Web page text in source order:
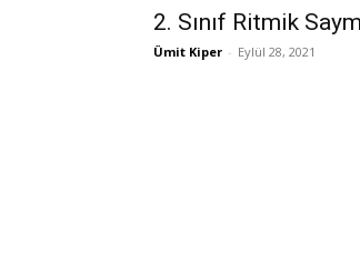
2. Sınıf Ritmik
Ümit Kiper - Eylül 28, 2021